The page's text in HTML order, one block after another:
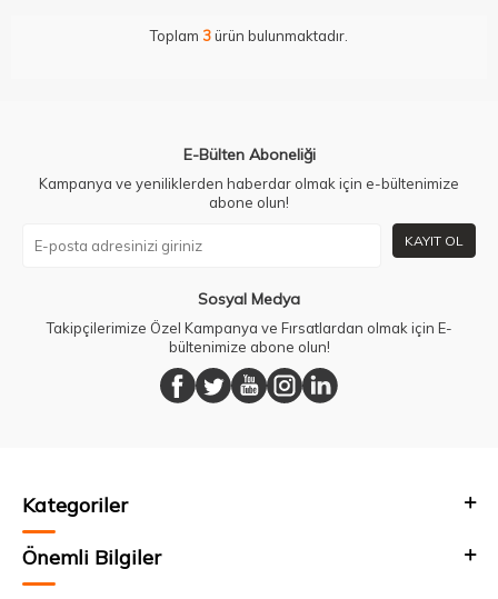
Toplam 3ürün bulunmaktadır.
E-Bülten Aboneliği
Kampanya ve yeniliklerden haberdar olmak için e-bültenimize
abone olun!
KAYIT OL
Sosyal Medya
Takipçilerimize Özel Kampanya ve Fırsatlardan olmak için E-
bültenimize abone olun!
Kategoriler
Önemli Bilgiler